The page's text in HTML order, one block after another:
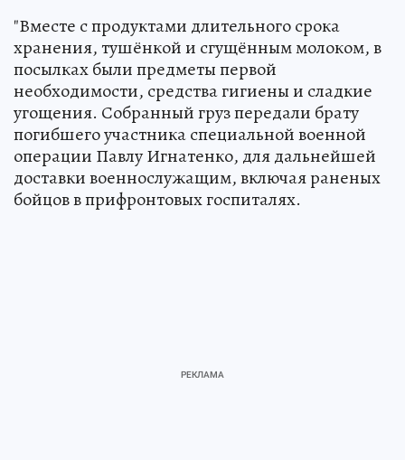
"Вместе с продуктами длительного срока
хранения, тушёнкой и сгущённым молоком, в
посылках были предметы первой
необходимости, средства гигиены и сладкие
угощения. Собранный груз передали брату
погибшего участника специальной военной
операции Павлу Игнатенко, для дальнейшей
доставки военнослужащим, включая раненых
бойцов в прифронтовых госпиталях.